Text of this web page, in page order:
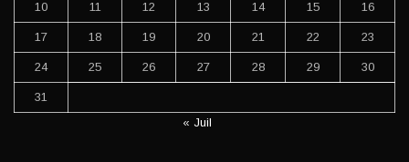
10 11 12 13 14 15 16
17 18 19 20 21 22 23
24 25 26 27 28 29 30
31
« Juil